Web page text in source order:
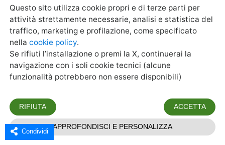
Condividi